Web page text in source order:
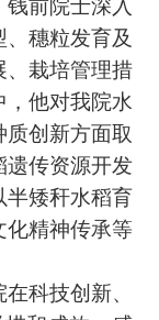
穗粒发育及
栽培管理措
他对我院水
创新方面取
传资源开发
矮秆水稻育
精神传承等
科技创新、